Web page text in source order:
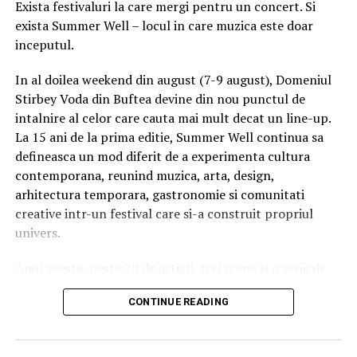
ci se asigura ca fiecare dintre obstacole sunt infasurate
si in dragoste. Impreuna cu ofertele prietenoase si cu
intreaga gama de produse calitative, floraria Ok Flora a
profesioniste florarii.
Ok Flora – Cand cuvintele nu sunt suficiente
Ok Flora, un nume care a devenit acum sinonim cu
angajamentul sau de a-ti face ocaziile si mai mari, te
ajuta sa-ti exprimi cele mai profunde emotii prin
sortimentul larg de aranjamente de flori proaspat alese
si cadouri ce vor reusi sa incalzeasca inima persoanei
sai, impreuna cu transportul gratuit.
Exista festivaluri la care mergi pentru un concert. Si
exista Summer Well – locul in care muzica este doar
inceputul.
In al doilea weekend din august (7-9 august), Domeniul
Stirbey Voda din Buftea devine din nou punctul de
intalnire al celor care cauta mai mult decat un line-up.
La 15 ani de la prima editie, Summer Well continua sa
defineasca un mod diferit de a experimenta cultura
contemporana, reunind muzica, arta, design,
arhitectura temporara, gastronomie si comunitati
creative intr-un festival care si-a construit propriul
univers.
experiente curatoriate transforma fiecare colt al
domeniului intr-un spatiu cu identitate proprie. Nu este
dintre concerte, descoperirile intamplatoare si energia
CONTINUE READING